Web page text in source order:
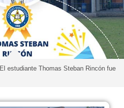
El estudiante Thomas Steban Rincón fue